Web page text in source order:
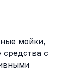
мойки,
с